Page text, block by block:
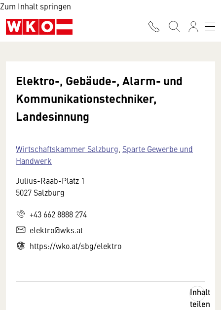
Zum Inhalt springen
Elektro-, Gebäude-, Alarm- und
Kommunikationstechniker,
Landesinnung
Wirtschaftskammer Salzburg Sparte Gewerbe und
Handwerk
Julius-Raab-Platz 1
5027 Salzburg
+43 662 8888 274
elektro@wks.at
https://wko.at/sbg/elektro
Inhalt
teilen